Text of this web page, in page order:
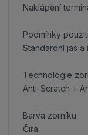
Naklápění
Podmínky
Standardní jas a
Technologie
Anti-Scratch +
Barva zorníku
Čirá.